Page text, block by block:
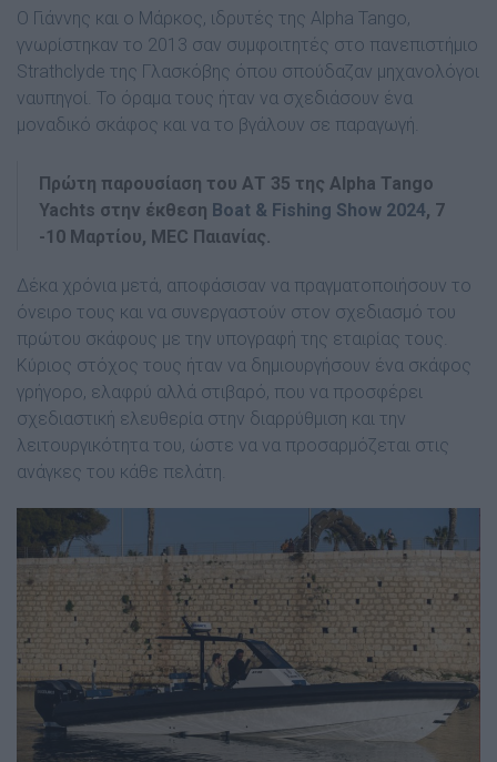
Ο Γιάννης και ο Μάρκος, ιδρυτές της Alpha Tango,
γνωρίστηκαν το 2013 σαν συμφοιτητές στο πανεπιστήμιο
Strathclyde της Γλασκόβης όπου σπούδαζαν μηχανολόγοι
ναυπηγοί. Το όραμα τους ήταν να σχεδιάσουν ένα
μοναδικό σκάφος και να το βγάλουν σε παραγωγή.
Πρώτη παρουσίαση του ΑΤ 35 της Alpha Tango
Yachts στην έκθεση Boat & Fishing Show 2024, 7
-10 Μαρτίου, MEC Παιανίας.
Δέκα χρόνια μετά, αποφάσισαν να πραγματοποιήσουν το
όνειρο τους και να συνεργαστούν στον σχεδιασμό του
πρώτου σκάφους με την υπογραφή της εταιρίας τους.
Κύριος στόχος τους ήταν να δημιουργήσουν ένα σκάφος
γρήγορο, ελαφρύ αλλά στιβαρό, που να προσφέρει
σχεδιαστική ελευθερία στην διαρρύθμιση και την
λειτουργικότητα του, ώστε να να προσαρμόζεται στις
ανάγκες του κάθε πελάτη.